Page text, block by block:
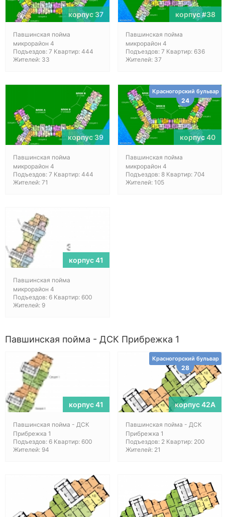
корпус 37
Павшинская пойма
микрорайон 4
Подъездов: 7 Квартир: 444
Жителей: 33
корпус #38
Павшинская пойма
микрорайон 4
Подъездов: 7 Квартир: 636
Жителей: 37
корпус 39
Павшинская пойма
микрорайон 4
Подъездов: 7 Квартир: 444
Жителей: 71
Красногорский бульвар
24
корпус 40
Павшинская пойма
микрорайон 4
Подъездов: 8 Квартир: 704
Жителей: 105
корпус 41
Павшинская пойма
микрорайон 4
Подъездов: 6 Квартир: 600
Жителей: 9
Павшинская пойма - ДСК Прибрежка 1
корпус 41
Павшинская пойма - ДСК
Прибрежка 1
Подъездов: 6 Квартир: 600
Жителей: 94
Красногорский бульвар
28
корпус 42А
Павшинская пойма - ДСК
Прибрежка 1
Подъездов: 2 Квартир: 200
Жителей: 21